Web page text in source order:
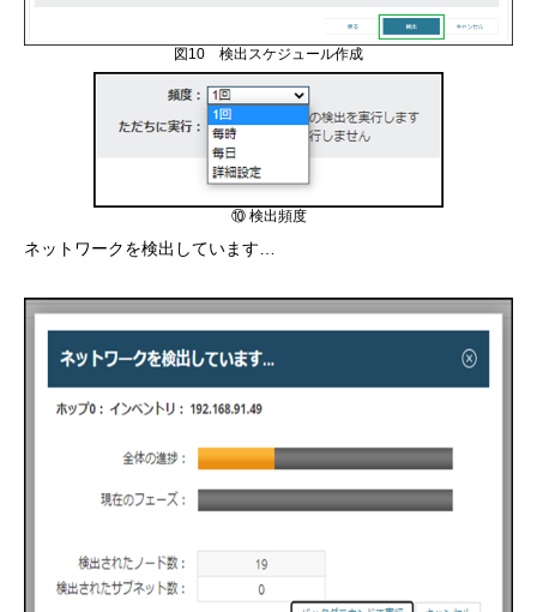
図10 検出スケジュール作成
⑩ 検出頻度
ネットワークを検出しています…